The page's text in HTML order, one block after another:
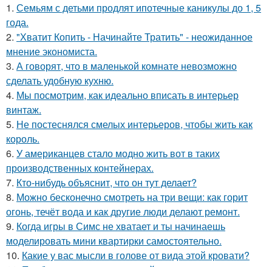
1. Семьям с детьми продлят ипотечные каникулы до 1, 5
года.
2. "Хватит Копить - Начинайте Тратить" - неожиданное
мнение экономиста.
3. А говорят, что в маленькой комнате невозможно
сделать удобную кухню.
4. Мы посмотрим, как идеально вписать в интерьер
винтаж.
5. Не постеснялся смелых интерьеров, чтобы жить как
король.
6. У американцев стало модно жить вот в таких
производственных контейнерах.
7. Кто-нибудь объяснит, что он тут делает?
8. Можно бесконечно смотреть на три вещи: как горит
огонь, течёт вода и как другие люди делают ремонт.
9. Когда игры в Симс не хватает и ты начинаешь
моделировать мини квартирки самостоятельно.
10. Какие у вас мысли в голове от вида этой кровати?